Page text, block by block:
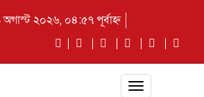
অগাস্ট ২০২৬, ০৪:৫৭ পূর্বাহ্ন
Toggle